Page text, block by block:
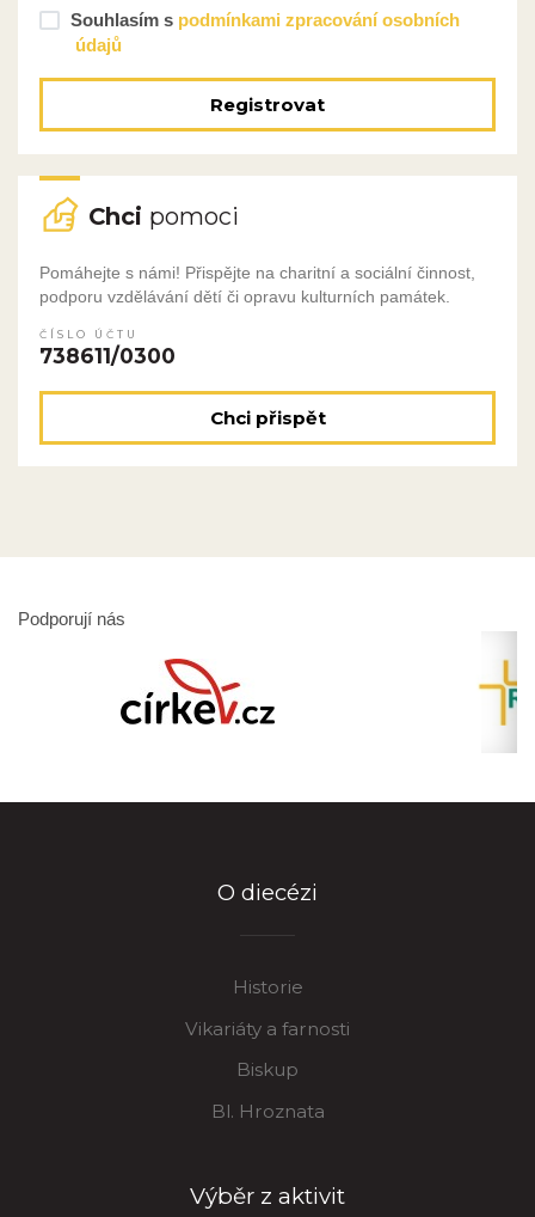
Souhlasím s podmínkami zpracování osobních
údajů
Registrovat
Chci pomoci
Pomáhejte s námi! Přispějte na charitní a sociální činnost,
podporu vzdělávání dětí či opravu kulturních památek.
ČÍSLO ÚČTU
738611/0300
Chci přispět
Podporují nás
O diecézi
Historie
Vikariáty a farnosti
Biskup
Bl. Hroznata
Výběr z aktivit